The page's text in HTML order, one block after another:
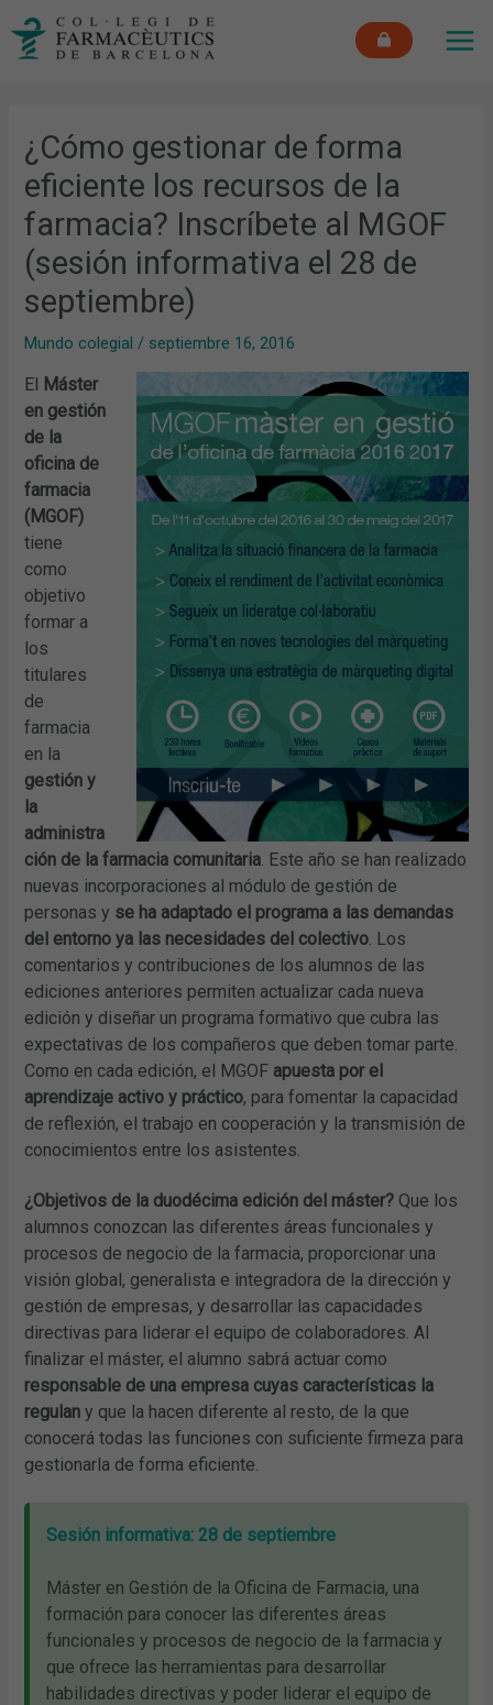
¿Cómo gestionar de forma
eficiente los recursos de la
farmacia? Inscríbete al MGOF
(sesión informativa el 28 de
septiembre)
Mundo colegial / septiembre 16, 2016
El Máster
en gestión
de la
oficina de
farmacia
(MGOF)
tiene
como
objetivo
formar a
los
titulares
de
farmacia
en la
gestión y
la
administra
ción de la farmacia comunitaria. Este año se han realizado
nuevas incorporaciones al módulo de gestión de
personas y se ha adaptado el programa a las demandas
del entorno ya las necesidades del colectivo. Los
comentarios y contribuciones de los alumnos de las
ediciones anteriores permiten actualizar cada nueva
edición y diseñar un programa formativo que cubra las
expectativas de los compañeros que deben tomar parte.
Como en cada edición, el MGOF apuesta por el
aprendizaje activo y práctico, para fomentar la capacidad
de reflexión, el trabajo en cooperación y la transmisión de
conocimientos entre los asistentes.
¿Objetivos de la duodécima edición del máster? Que los
alumnos conozcan las diferentes áreas funcionales y
procesos de negocio de la farmacia, proporcionar una
visión global, generalista e integradora de la dirección y
gestión de empresas, y desarrollar las capacidades
directivas para liderar el equipo de colaboradores. Al
finalizar el máster, el alumno sabrá actuar como
responsable de una empresa cuyas características la
regulan y que la hacen diferente al resto, de la que
conocerá todas las funciones con suficiente firmeza para
gestionarla de forma eficiente.
Sesión informativa: 28 de septiembre
Máster en Gestión de la Oficina de Farmacia, una
formación para conocer las diferentes áreas
funcionales y procesos de negocio de la farmacia y
que ofrece las herramientas para desarrollar
habilidades directivas y poder liderar el equipo de